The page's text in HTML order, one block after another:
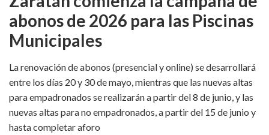
abonos de 2026 para las Piscinas
Municipales
La renovación de abonos (presencial y online) se desarrollará
entre los días 20 y 30 de mayo, mientras que las nuevas altas
para empadronados se realizarán a partir del 8 de junio, y las
nuevas altas para no empadronados, a partir del 15 de junio y
hasta completar aforo